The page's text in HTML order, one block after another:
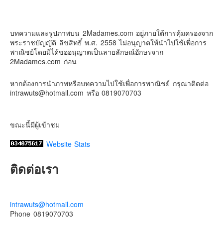
เตรียมไว้หนวด ถอยปืนลูกซอง
#น้องเกรซ #ลูกสาวเราเป็นสาวแล้ว
Photo
บทความและรูปภาพบน 2Madames.com อยู่ภายใต้การคุ้มครองจาก
พระราชบัญญัติ ลิขสิทธิ์ พ.ศ. 2558 ไม่อนุญาตให้นำไปใช้เพื่อการ
พาณิชย์โดยมิได้ขออนุญาตเป็นลายลักษณ์อักษรจาก
2Madames.com ก่อน
หากต้องการนำภาพหรือบทความไปใช้เพื่อการพาณิชย์ กรุณาติดต่อ
intrawuts@hotmail.com หรือ 0819070703
ขณะนี้มีผู้เข้าชม
Website Stats
ติดต่อเรา
intrawuts@hotmail.com
Phone 0819070703